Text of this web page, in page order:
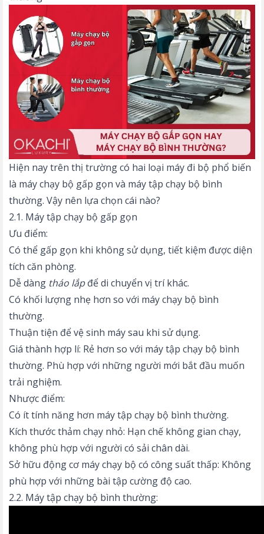
Hiện nay trên thị trường có hai loại máy đi bộ phổ biến
là máy chạy bộ gấp gọn và máy tập chạy bộ bình
thường. Vậy nên lựa chọn cái nào?
2.1. Máy tập chạy bộ gấp gọn
Ưu điểm:
Có thể gấp gọn khi không sử dụng, tiết kiệm được diện
tích căn phòng.
Dễ dàng tháo lắpđể di chuyển vị trí khác.
Có khối lượng nhẹ hơn so với máy chạy bộ bình
thường.
Thuận tiện để vệ sinh máy sau khi sử dụng.
Giá thành hợp lí: Rẻ hơn so với máy tập chạy bộ bình
thường. Phù hợp với những người mới bắt đầu muốn
trải nghiệm.
Nhược điểm:
Có ít tính năng hơn máy tập chạy bộ bình thường.
Kích thước thảm chạy nhỏ: Hạn chế không gian chạy,
không phù hợp với người có sải chân dài.
Sở hữu động cơ máy chạy bộ có công suất thấp: Không
phù hợp với những bài tập cường độ cao.
2.2. Máy tập chạy bộ bình thường: